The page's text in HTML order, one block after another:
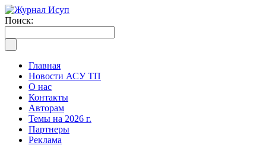
Поиск:
Главная
Новости АСУ ТП
О нас
Контакты
Авторам
Темы на 2026 г.
Партнеры
Реклама